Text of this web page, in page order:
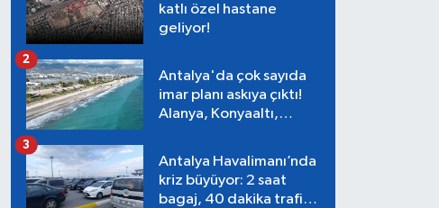
katlı özel hastane
geliyor!
Antalya'da çok sayıda
imar planı askıya çıktı!
Alanya, Konyaaltı,
2
Antalya Havalimanı’nda
kriz büyüyor: 2 saat
bagaj, 40 dakika trafik,
3